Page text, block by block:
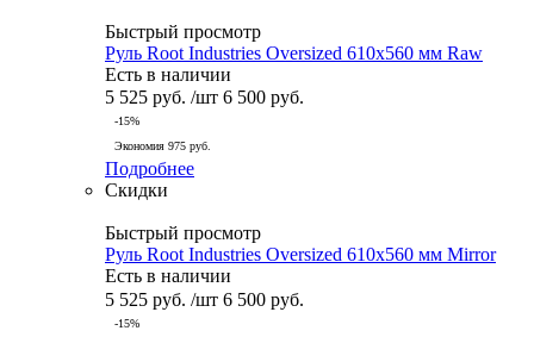
Быстрый просмотр
Руль Root Industries Oversized 610x560 мм Raw
Есть в наличии
5 525 руб. /шт 6 500 руб.
-15%
Экономия 975 руб.
Подробнее
Скидки
Быстрый просмотр
Руль Root Industries Oversized 610x560 мм Mirror
Есть в наличии
5 525 руб. /шт 6 500 руб.
-15%